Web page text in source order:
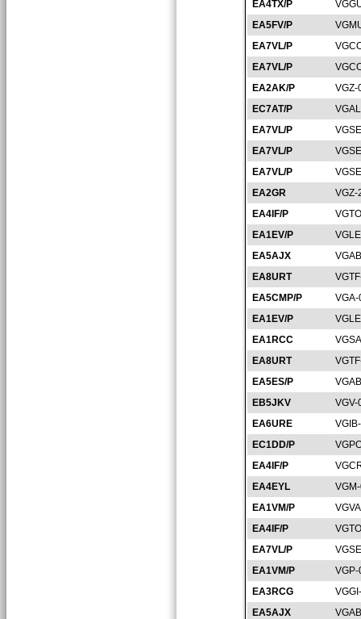
EA4TX/P
EA5FV/P
EA7VL/P
EA7VL/P
EA2AK/P
VGZ-
EC7AT/P
EA7VL/P
EA7VL/P
EA7VL/P
EA2GR
VGZ-
EA4IF/P
EA1EV/P
EA5AJX
EA8URT
EA5CMP/P
EA1EV/P
EA1RCC
EA8URT
EA5ES/P
EB5JKV
VGV-
EA6URE
EC1DD/P
EA4IF/P
EA4EYL
EA1VM/P
EA4IF/P
EA7VL/P
EA1VM/P
EA3RCG
EA5AJX